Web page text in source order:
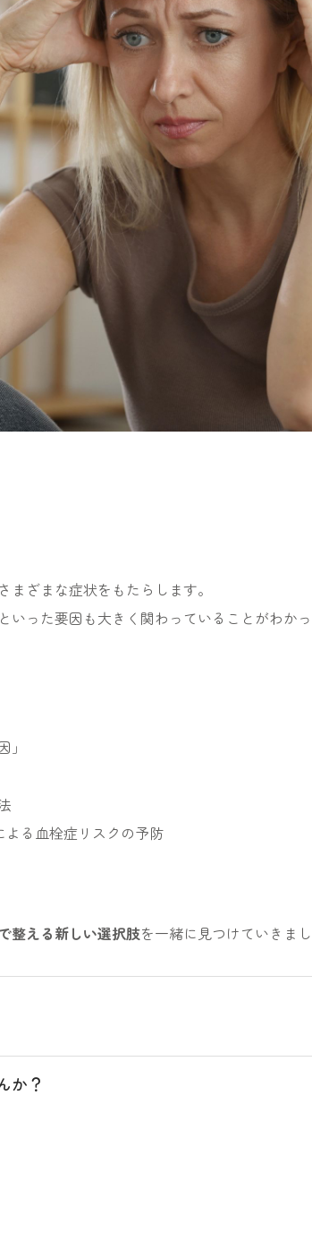
ざまな症状をもたらします。
といった要因も大きく関わっていることがわか
よる血栓症リスクの予防
整える新しい選択肢を一緒に見つけていきま
か？